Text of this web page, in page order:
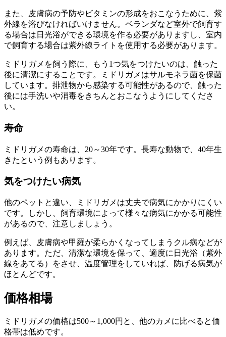
また、皮膚病の予防やビタミンの形成をおこなうために、紫
外線を浴びなければいけません。ベランダなど室外で飼育す
る場合は日光浴ができる環境を作る必要がありますし、室内
で飼育する場合は紫外線ライトを使用する必要があります。
ミドリガメを飼う際に、もう1つ気をつけたいのは、触った
後に清潔にすることです。ミドリガメはサルモネラ菌を保菌
しています。排泄物から感染する可能性があるので、触った
後には手洗いや消毒をきちんとおこなうようにしてくださ
い。
寿命
ミドリガメの寿命は、20～30年です。長寿な動物で、40年生
きたという例もあります。
気をつけたい病気
他のペットと違い、ミドリガメは丈夫で病気にかかりにくい
です。しかし、飼育環境によって様々な病気にかかる可能性
があるので、注意しましょう。
例えば、 皮膚病や甲羅が柔らかくなってしまう クル病などが
あります。ただ、清潔な環境を保って、適度に日光浴（紫外
線をあてる）をさせ、温度管理をしていれば、防げる病気が
ほとんどです。
価格相場
ミドリガメの価格は500～1,000円と、他のカメに比べると価
格帯は低めです。